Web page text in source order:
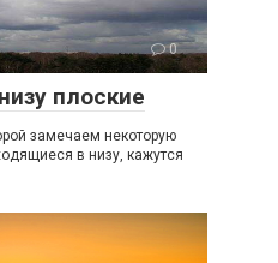
0
плоские
замечаем некоторую
в низу, кажутся